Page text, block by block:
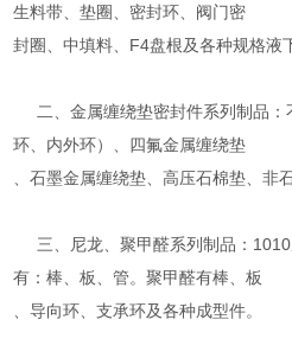
生料带、垫圈、密封环、阀门密
封圈、中填料、F4盘根及各种规格液
二、金属缠绕垫密封件系列制品：
环、内外环）、四氟金属缠绕垫
、石墨金属缠绕垫、高压石棉垫、非
三、尼龙、聚甲醛系列制品：
有：棒、板、管。聚甲醛有棒、板
、导向环、支承环及各种成型件。